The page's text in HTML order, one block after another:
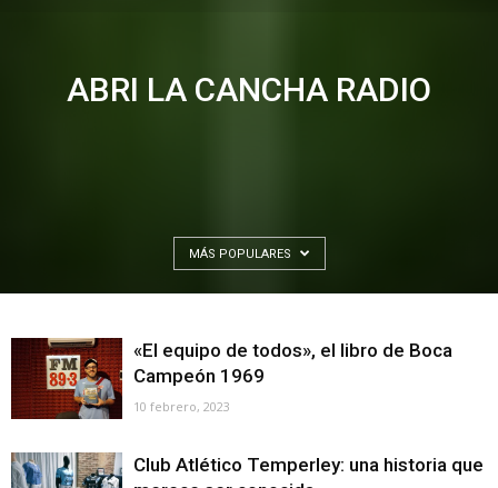
ABRI LA CANCHA RADIO
MÁS POPULARES
«El equipo de todos», el libro de Boca
Campeón 1969
10 febrero, 2023
Club Atlético Temperley: una historia que